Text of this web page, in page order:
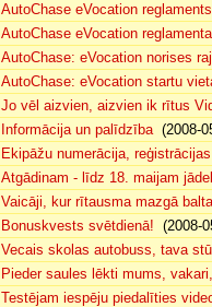
AutoChase eVocation reglaments
AutoChase eVocation
AutoChase: eVocation norises
AutoChase: eVocation startu
Jo vēl aizvien, aizvien ik rītus
Informācija un palīdzība(2008-
Ekipāžu numerācija,
Atgādinam - līdz 18. maijam
Vaicāji, kur rītausma mazgā
Bonuskvests svētdienā! (2008-
Vecais skolas autobuss, tava
Pieder saules lēkti mums,
Testējam iespēju piedalīties